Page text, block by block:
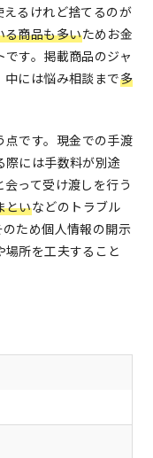
るけれど捨てるのが
る商品も多いためお金
す。掲載商品のジャ
には悩み相談まで多
点です。現金での手渡
際には手数料が別途
って受け渡しを行う
といなどのトラブル
ため個人情報の開示
所を工夫すること